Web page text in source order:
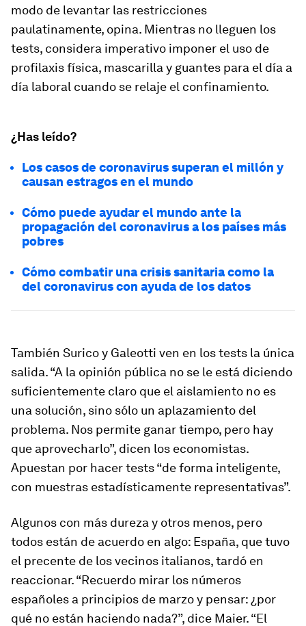
modo de levantar las restricciones
paulatinamente, opina. Mientras no lleguen los
tests, considera imperativo imponer el uso de
profilaxis física, mascarilla y guantes para el día a
día laboral cuando se relaje el confinamiento.
¿Has leído?
Los casos de coronavirus superan el millón y
causan estragos en el mundo
Cómo puede ayudar el mundo ante la
propagación del coronavirus a los países más
pobres
Cómo combatir una crisis sanitaria como la
del coronavirus con ayuda de los datos
También Surico y Galeotti ven en los tests la única
salida. “A la opinión pública no se le está diciendo
suficientemente claro que el aislamiento no es
una solución, sino sólo un aplazamiento del
problema. Nos permite ganar tiempo, pero hay
que aprovecharlo”, dicen los economistas.
Apuestan por hacer tests “de forma inteligente,
con muestras estadísticamente representativas”.
Algunos con más dureza y otros menos, pero
todos están de acuerdo en algo: España, que tuvo
el precente de los vecinos italianos, tardó en
reaccionar. “Recuerdo mirar los números
españoles a principios de marzo y pensar: ¿por
qué no están haciendo nada?”, dice Maier. “El